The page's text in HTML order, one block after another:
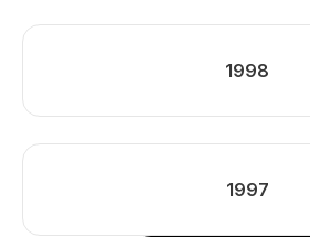
1998
1997